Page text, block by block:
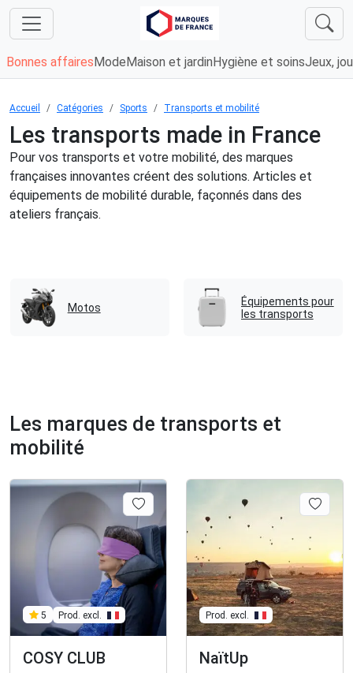
Bonnes affaires Mode Maison et jardin Hygiène et soinsJeux,
Accueil Catégories Sports Transports et mobilité
Les transports made in France
Pour vos transports et votre mobilité, des marques
françaises innovantes créent des solutions. Articles et
équipements de mobilité durable, façonnés dans des
ateliers français.
Motos
Équipements pour
les transports
Les marques de transports et
mobilité
5 Prod. excl.
COSY CLUB
Prod. excl.
NaïtUp